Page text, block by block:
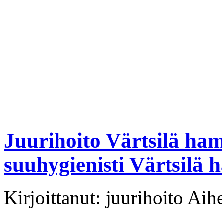
Juurihoito Värtsilä
suuhygienisti Värtsilä
Kirjoittanut: juurihoito